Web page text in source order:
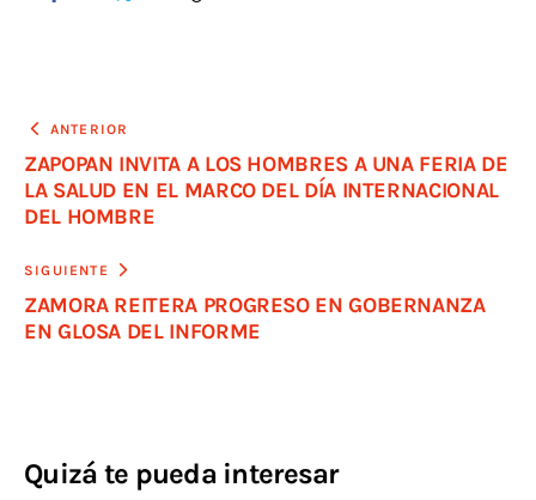
ANTERIOR
ZAPOPAN INVITA A LOS HOMBRES A UNA FERIA DE
LA SALUD EN EL MARCO DEL DÍA INTERNACIONAL
DEL HOMBRE
SIGUIENTE
ZAMORA REITERA PROGRESO EN GOBERNANZA
EN GLOSA DEL INFORME
Quizá te pueda interesar